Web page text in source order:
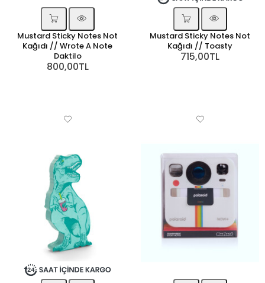
Mustard Sticky Notes Not
Kağıdı // Wrote A Note
Daktilo
800,00TL
Mustard Sticky Notes Not
Kağıdı // Toasty
715,00TL